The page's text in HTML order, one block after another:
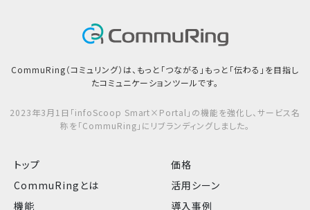
CommuRing（コミュリング）は、もっと「つながる」もっと「伝わる」を目指し
たコミュニケーションツールです。
2023年3月1日「infoScoop Smart×Portal」の機能を強化し、サービス名
称を「CommuRing」にリブランディングしました。
トップ
CommuRingとは
機能
価格
活用シーン
導入事例